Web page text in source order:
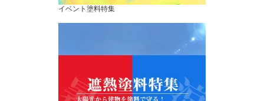
イベント塗料特集